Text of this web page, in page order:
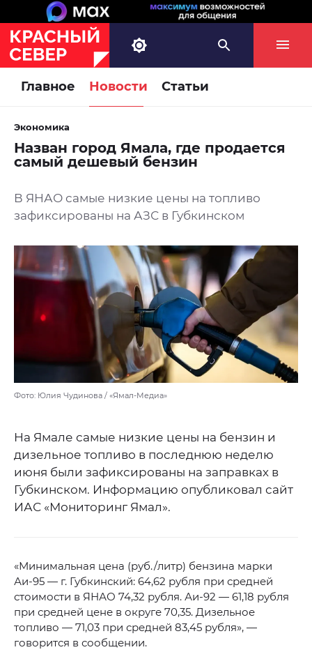
Главное Новости Статьи
Экономика
Назван город Ямала, где продается
самый дешевый бензин
В ЯНАО самые низкие цены на топливо
зафиксированы на АЗС в Губкинском
Фото: Юлия Чудинова / «Ямал-Медиа»
На Ямале самые низкие цены на бензин и
дизельное топливо в последнюю неделю
июня были зафиксированы на заправках в
Губкинском. Информацию опубликовал сайт
ИАС «Мониторинг Ямал».
«Минимальная цена (руб./литр) бензина марки
Аи-95 — г. Губкинский: 64,62 рубля при средней
стоимости в ЯНАО 74,32 рубля. Аи-92 — 61,18 рубля
при средней цене в округе 70,35. Дизельное
топливо — 71,03 при средней 83,45 рубля», —
говорится в сообщении.